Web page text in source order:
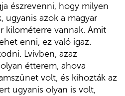
észrevenni, hogy milyen
ugyanis azok a magyar
kilométerre vannak. Amit
enni, ez való igaz.
Lvivben, azaz
étterem, ahova
volt, és kihozták az
ugyanis olyan is volt,